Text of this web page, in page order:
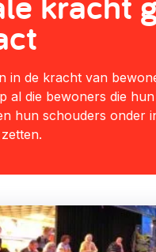
en medewerkers
en vergoedingen,
maatschappelijk
>
starten,
verbinden
building en ABCD,
in de kracht van
al die bewoners die
hun schouders onder